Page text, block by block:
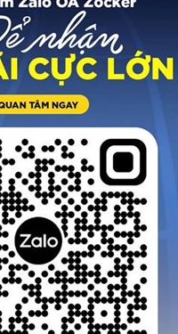
lý tưởng, quỹ đạo
cho khả năng giữ